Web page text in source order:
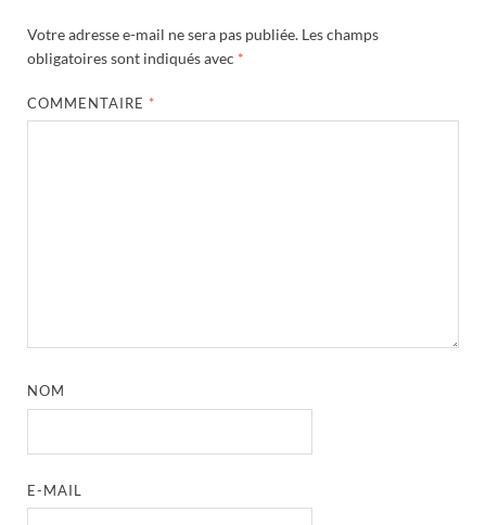
Votre adresse e-mail ne sera pas publiée. Les champs
obligatoires sont indiqués avec *
COMMENTAIRE *
NOM
E-MAIL